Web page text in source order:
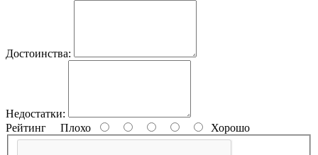
Достоинства:
Недостатки:
Рейтинг Плохо Хорошо